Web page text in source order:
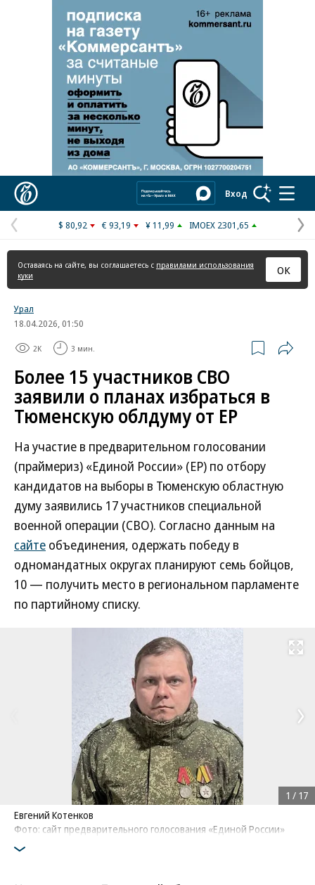
Реклама в «Ъ» www.kommersant.ru/ad
Вход
Предыдущая
страница
$ 80,92 € 93,19 ¥ 11,99 IMOEX 2301,65
Оставаясь на сайте, вы соглашаетесь с правилами использования
куки
ОК
Урал
18.04.2026, 01:50
2K 3 мин.
Более 15 участников СВО
заявили о планах избраться в
Тюменскую облдуму от ЕР
На участие в предварительном голосовании
(праймериз) «Единой России» (ЕР) по отбору
кандидатов на выборы в Тюменскую областную
думу заявились 17 участников специальной
военной операции (СВО). Согласно данным на
сайте объединения, одержать победу в
одномандатных округах планируют семь бойцов,
10 — получить место в региональном парламенте
по партийному списку.
Развернуть
Евгений Котенков
Фото: сайт предварительного голосования «Единой России»
1 / 17